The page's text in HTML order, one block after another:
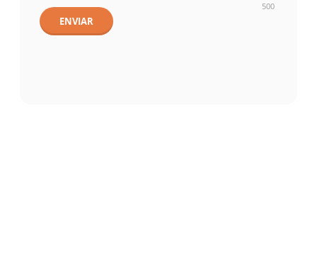
500
ENVIAR